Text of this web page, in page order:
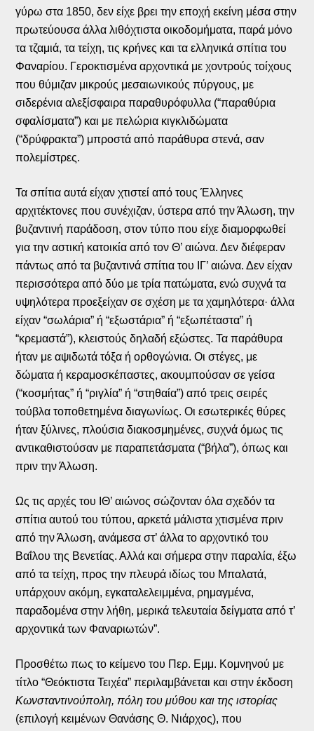
γύρω στα 1850, δεν είχε βρει την εποχή εκείνη μέσα στην
πρωτεύουσα άλλα λιθόχτιστα οικοδομήματα, παρά μόνο
τα τζαμιά, τα τείχη, τις κρήνες και τα ελληνικά σπίτια του
Φαναρίου. Γεροκτισμένα αρχοντικά με χοντρούς τοίχους
που θύμιζαν μικρούς μεσαιωνικούς πύργους, με
σιδερένια αλεξίσφαιρα παραθυρόφυλλα (“παραθύρια
σφαλίσματα”) και με πελώρια κιγκλιδώματα
(“δρύφρακτα”) μπροστά από παράθυρα στενά, σαν
πολεμίστρες.
Τα σπίτια αυτά είχαν χτιστεί από τους Έλληνες
αρχιτέκτονες που συνέχιζαν, ύστερα από την Άλωση, την
βυζαντινή παράδοση, στον τύπο που είχε διαμορφωθεί
για την αστική κατοικία από τον Θ’ αιώνα. Δεν διέφεραν
πάντως από τα βυζαντινά σπίτια του ΙΓ’ αιώνα. Δεν είχαν
περισσότερα από δύο με τρία πατώματα, ενώ συχνά τα
υψηλότερα προεξείχαν σε σχέση με τα χαμηλότερα· άλλα
είχαν “σωλάρια” ή “εξωστάρια” ή “εξωπέταστα” ή
“κρεμαστά”), κλειστούς δηλαδή εξώστες. Τα παράθυρα
ήταν με αψιδωτά τόξα ή ορθογώνια. Οι στέγες, με
δώματα ή κεραμοσκέπαστες, ακουμπούσαν σε γείσα
(“κοσμήτας” ή “ριγλία” ή “στηθαία”) από τρεις σειρές
τούβλα τοποθετημένα διαγωνίως. Οι εσωτερικές θύρες
ήταν ξύλινες, πλούσια διακοσμημένες, συχνά όμως τις
αντικαθιστούσαν με παραπετάσματα (“βήλα”), όπως και
πριν την Άλωση.
Ως τις αρχές του ΙΘ’ αιώνος σώζονταν όλα σχεδόν τα
σπίτια αυτού του τύπου, αρκετά μάλιστα χτισμένα πριν
από την Άλωση, ανάμεσα στ’ άλλα το αρχοντικό του
Βαΐλου της Βενετίας. Αλλά και σήμερα στην παραλία, έξω
από τα τείχη, προς την πλευρά ιδίως του Μπαλατά,
υπάρχουν ακόμη, εγκαταλελειμμένα, ρημαγμένα,
παραδομένα στην λήθη, μερικά τελευταία δείγματα από τ’
αρχοντικά των Φαναριωτών”.
Προσθέτω πως το κείμενο του Περ. Εμμ. Κομνηνού με
τίτλο “Θεόκτιστα Τειχέα” περιλαμβάνεται και στην έκδοση
Κωνσταντινούπολη, πόλη του μύθου και της ιστορίας
(επιλογή κειμένων Θανάσης Θ. Νιάρχος), που